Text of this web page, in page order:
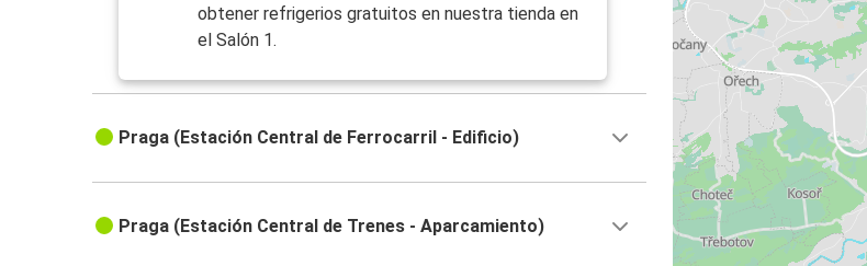
obtener refrigerios gratuitos en nuestra tienda en
el Salón 1.
Praga (Estación Central de Ferrocarril - Edificio)
Praga (Estación Central de Trenes - Aparcamiento)